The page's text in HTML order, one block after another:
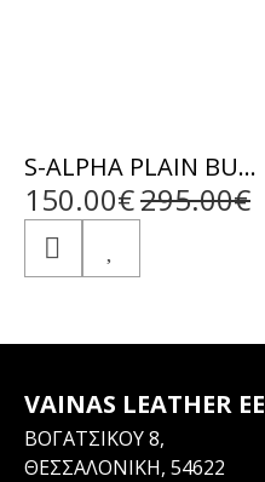
S-ALPHA PLAIN BUFFALO VINTAGE GREY - ΑΥΘΕΝΤΙΚΟ ΑΝΤΡΙΚΟ BINTAZ ΔΕΡΜΑΤΙΝΟ ΜΠΟΥΦΑΝ
150.00€295.00€
VAINAS LEATHER EE
ΒΟΓΑΤΣΙΚΟΥ 8,
ΘΕΣΣΑΛΟΝΙΚΗ, 54622